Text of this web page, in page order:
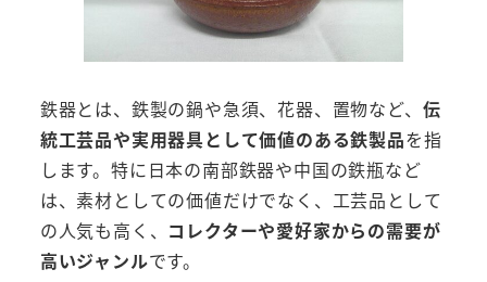
鉄器とは、鉄製の鍋や急須、花器、置物など、 伝
統工芸品や実用器具として価値のある鉄製品を指
します。特に日本の南部鉄器や中国の鉄瓶など
は、素材としての価値だけでなく、工芸品として
の人気も高く、 コレクターや愛好家からの需要が
高いジャンルです。